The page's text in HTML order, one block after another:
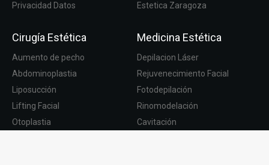
Privacidad Datos
Estetica Zaragoza
Cirugía Estética
Aumento de pecho
Abdominoplastia
Liposucción
Lifting Facial
Otoplastia
Medicina Estética
Depilacion Láser
Rejuvenecimiento Facial
Fotodepilación
Rinomodelación
Cavitación